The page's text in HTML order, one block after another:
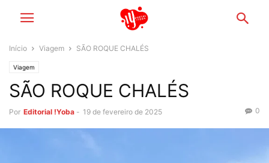
Início Viagem SÃO ROQUE CHALÉS
Viagem
SÃO ROQUE CHALÉS
Por Editorial !Yoba - 19 de fevereiro de 2025 0